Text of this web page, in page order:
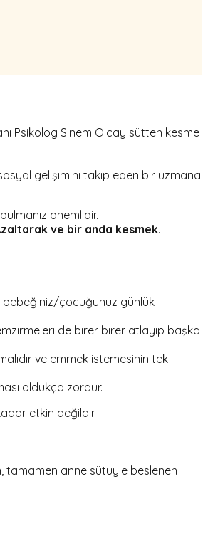
Psikolog Sinem Olcay sütten kesme
gelişimini takip eden bir uzmana
önemlidir.
ve bir anda kesmek.
bebeğiniz/çocuğunuz günlük
de birer birer atlayıp başka
ve emmek istemesinin tek
oldukça zordur.
etkin değildir.
tamamen anne sütüyle beslenen